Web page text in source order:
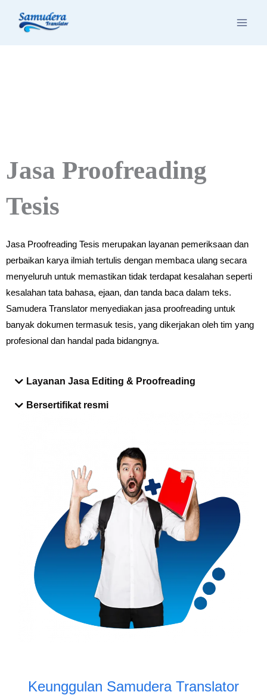
Jasa Proofreading
Tesis
Jasa Proofreading Tesis merupakan layanan pemeriksaan dan
perbaikan karya ilmiah tertulis dengan membaca ulang secara
menyeluruh untuk memastikan tidak terdapat kesalahan seperti
kesalahan tata bahasa, ejaan, dan tanda baca dalam teks.
Samudera Translator menyediakan jasa proofreading untuk
banyak dokumen termasuk tesis, yang dikerjakan oleh tim yang
profesional dan handal pada bidangnya.
Layanan Jasa Editing & Proofreading
Bersertifikat resmi
Keunggulan Samudera Translator